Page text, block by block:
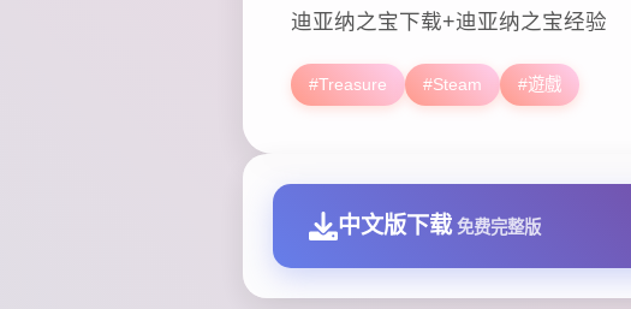
迪亚纳之宝下载+迪亚纳之宝经验
#Treasure #Steam #遊戲
中文版下载 免费完整版